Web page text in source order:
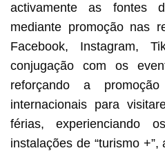
activamente as fontes
mediante promoção nas
Facebook, Instagram,
conjugação com os
reforçando a
internacionais para
férias, experienciando
instalações de “turismo